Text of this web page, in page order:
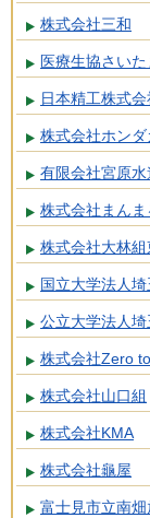
株式会社三和
医療生協さい
日本精工株式
株式会社ホン
有限会社宮原
株式会社まんま
株式会社大林
国立大学法人
公立大学法人
株式会社Zero
株式会社山口組
株式会社KMA
株式会社龜屋
富士見市立南